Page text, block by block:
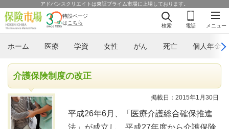
アドバンスクリエイトは東証プライム市場に上場しております。
メニュー
検索 電話
特設ページ
は こちら
ホーム 医療 学資 女性 がん 死亡 個人年金
介護保険制度の改正
掲載日：2015年1月30日
平成26年6月、「医療介護総合確保推進
法」が成立し、平成27年度から介護保険